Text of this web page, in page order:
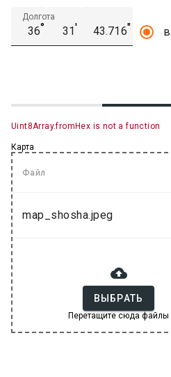
Долгота
° ′ ″
Uint8Array.fromHex is not a function
Карта
Файл
map_shosha.jpeg

ВЫБРАТЬ
Перетащите сюда файлы